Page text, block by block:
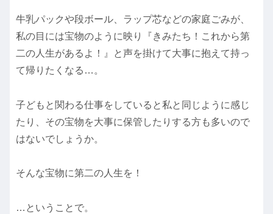
牛乳パックや段ボール、ラップ芯などの家庭ごみが、
私の目には宝物のように映り『きみたち！これから第
二の人生があるよ！』と声を掛けて大事に抱えて持っ
て帰りたくなる … 。
子どもと関わる仕事をしていると私と同じように感じ
たり、その宝物を大事に保管したりする方も多いので
はないでしょうか。
そんな宝物に第二の人生を！
… ということで。